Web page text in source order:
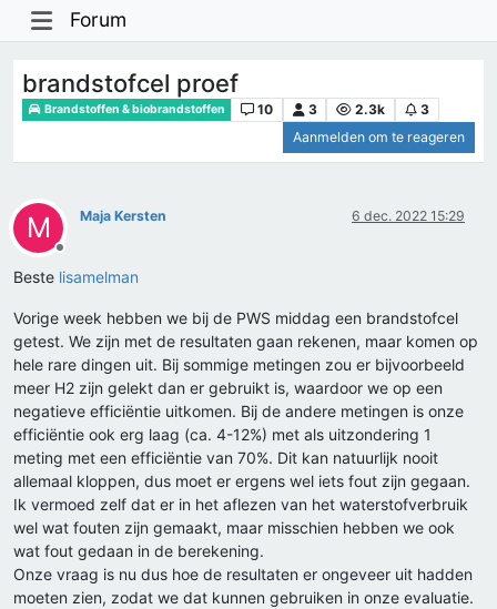
Forum
brandstofcel proef
Brandstoffen & biobrandstoffen 10 3 2.3k
3
Aanmelden om te reageren
M
Offline
Maja Kersten 6 dec. 2022 15:29
Beste lisamelman
Vorige week hebben we bij de PWS middag een brandstofcel
getest. We zijn met de resultaten gaan rekenen, maar komen op
hele rare dingen uit. Bij sommige metingen zou er bijvoorbeeld
meer H2 zijn gelekt dan er gebruikt is, waardoor we op een
negatieve efficiëntie uitkomen. Bij de andere metingen is onze
efficiëntie ook erg laag (ca. 4-12%) met als uitzondering 1
meting met een efficiëntie van 70%. Dit kan natuurlijk nooit
allemaal kloppen, dus moet er ergens wel iets fout zijn gegaan.
Ik vermoed zelf dat er in het aflezen van het waterstofverbruik
wel wat fouten zijn gemaakt, maar misschien hebben we ook
wat fout gedaan in de berekening.
Onze vraag is nu dus hoe de resultaten er ongeveer uit hadden
moeten zien, zodat we dat kunnen gebruiken in onze evaluatie.